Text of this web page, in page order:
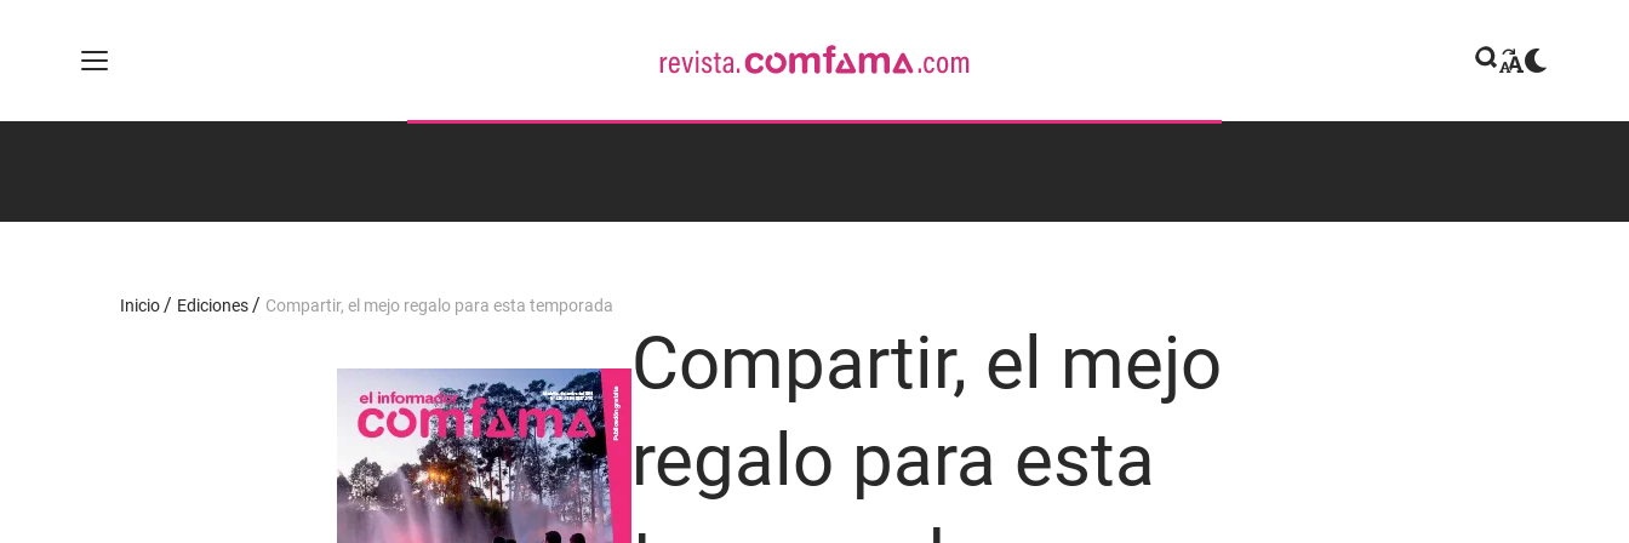
Inicio Ediciones Compartir, el mejo regalo para esta temporada
Compartir, el mejo
regalo para esta